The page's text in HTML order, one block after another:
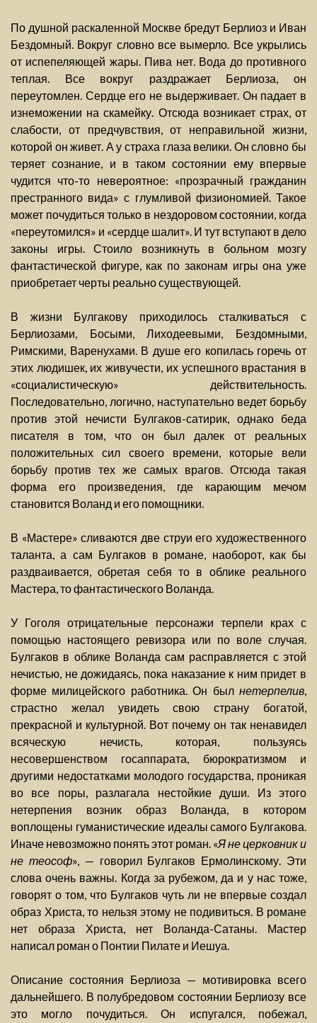
По душной раскаленной Москве бредут Берлиоз и Иван
Бездомный. Вокруг словно все вымерло. Все укрылись
от испепеляющей жары. Пива нет. Вода до противного
теплая. Все вокруг раздражает Берлиоза, он
переутомлен. Сердце его не выдерживает. Он падает в
изнеможении на скамейку. Отсюда возникает страх, от
слабости, от предчувствия, от неправильной жизни,
которой он живет. А у страха глаза велики. Он словно бы
теряет сознание, и в таком состоянии ему впервые
чудится что-то невероятное: «прозрачный гражданин
престранного вида» с глумливой физиономией. Такое
может почудиться только в нездоровом состоянии, когда
«переутомился» и «сердце шалит». И тут вступают в дело
законы игры. Стоило возникнуть в больном мозгу
фантастической фигуре, как по законам игры она уже
приобретает черты реально существующей.
В жизни Булгакову приходилось сталкиваться с
Берлиозами, Босыми, Лиходеевыми, Бездомными,
Римскими, Варенухами. В душе его копилась горечь от
этих людишек, их живучести, их успешного врастания в
«социалистическую» действительность.
Последовательно, логично, наступательно ведет борьбу
против этой нечисти Булгаков-сатирик, однако беда
писателя в том, что он был далек от реальных
положительных сил своего времени, которые вели
борьбу против тех же самых врагов. Отсюда такая
форма его произведения, где карающим мечом
становится Воланд и его помощники.
В «Мастере» сливаются две струи его художественного
таланта, а сам Булгаков в романе, наоборот, как бы
раздваивается, обретая себя то в облике реального
Мастера, то фантастического Воланда.
У Гоголя отрицательные персонажи терпели крах с
помощью настоящего ревизора или по воле случая.
Булгаков в облике Воланда сам расправляется с этой
нечистью, не дожидаясь, пока наказание к ним придет в
форме милицейского работника. Он был нетерпелив,
страстно желал увидеть свою страну богатой,
прекрасной и культурной. Вот почему он так ненавидел
всяческую нечисть, которая, пользуясь
несовершенством госаппарата, бюрократизмом и
другими недостатками молодого государства, проникая
во все поры, разлагала нестойкие души. Из этого
нетерпения возник образ Воланда, в котором
воплощены гуманистические идеалы самого Булгакова.
Иначе невозможно понять этот роман. «Я не церковник и
не теософ», — говорил Булгаков Ермолинскому. Эти
слова очень важны. Когда за рубежом, да и у нас тоже,
говорят о том, что Булгаков чуть ли не впервые создал
образ Христа, то нельзя этому не подивиться. В романе
нет образа Христа, нет Воланда-Сатаны. Мастер
написал роман о Понтии Пилате и Иешуа.
Описание состояния Берлиоза — мотивировка всего
дальнейшего. В полубредовом состоянии Берлиозу все
это могло почудиться. Он испугался, побежал,